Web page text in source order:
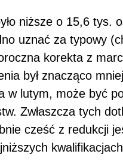
niższe o 15,6 tys.
uznać za typowy
korekta z
był znacząco
w lutym, może być
Zwłaszcza tych
cześć z redukcji